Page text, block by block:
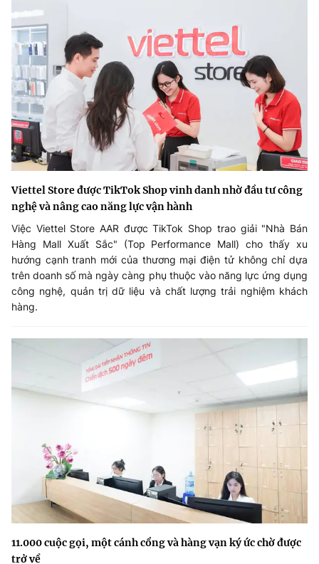
Viettel Store được TikTok Shop vinh danh nhờ đầu tư công
nghệ và nâng cao năng lực vận hành
Việc Viettel Store AAR được TikTok Shop trao giải "Nhà Bán
Hàng Mall Xuất Sắc" (Top Performance Mall) cho thấy xu
hướng cạnh tranh mới của thương mại điện tử không chỉ dựa
trên doanh số mà ngày càng phụ thuộc vào năng lực ứng dụng
công nghệ, quản trị dữ liệu và chất lượng trải nghiệm khách
hàng.
11.000 cuộc gọi, một cánh cổng và hàng vạn ký ức chờ được
trở về